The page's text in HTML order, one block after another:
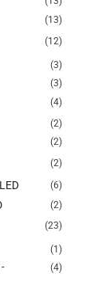
(13)
(12)
(3)
(3)
(4)
(2)
(2)
(2)
(6)
(2)
(23)
(1)
(4)